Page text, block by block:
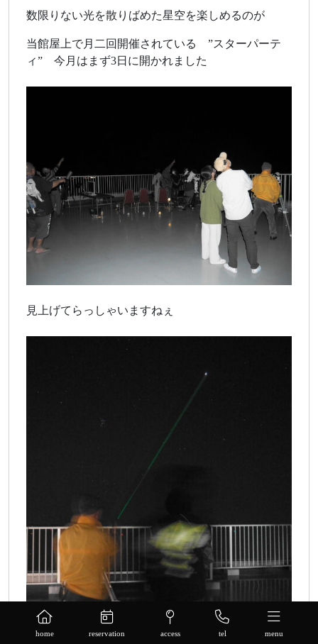
home reservation access tel menu
数限りない光を散りばめた星空を楽しめるのが
当館屋上で月二回開催されている ”スターパーテ
ィ” 今月はまず3日に開かれました
見上げてらっしゃいますねぇ